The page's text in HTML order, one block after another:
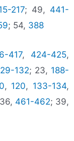
217; 49, 441-
; 54, 388
417, 424-425,
132; 23, 188-
, 120, 133-134,
461-462; 39,